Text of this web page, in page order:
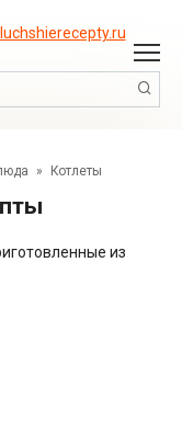
» Котлеты
из